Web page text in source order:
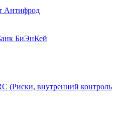
Антифрод
БиЭнКей
(Риски, внутренний контроль